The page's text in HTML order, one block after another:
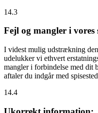
14.3
Fejl og mangler i vores
I videst mulig udstrækning
udelukker vi ethvert
mangler i forbindelse med dit
aftaler du indgår med
14.4